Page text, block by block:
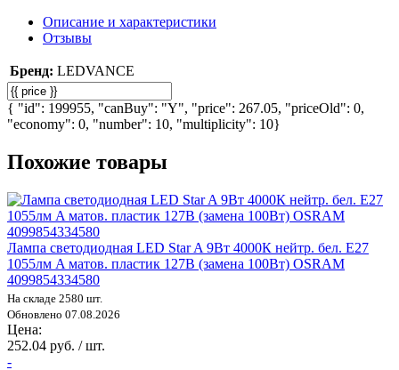
Описание и характеристики
Отзывы
Бренд: LEDVANCE
{ "id": 199955, "canBuy": "Y", "price": 267.05, "priceOld": 0,
"economy": 0, "number": 10, "multiplicity": 10}
Похожие товары
Лампа светодиодная LED Star A 9Вт 4000К нейтр. бел. E27
1055лм A матов. пластик 127В (замена 100Вт) OSRAM
4099854334580
На складе 2580 шт.
Обновлено 07.08.2026
Цена:
252.04 руб. / шт.
-